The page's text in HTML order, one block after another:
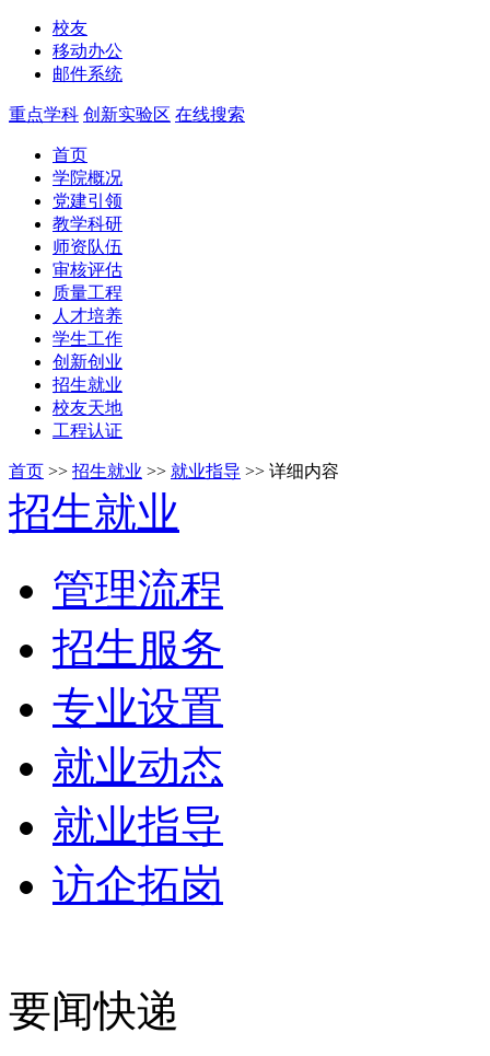
校友
移动办公
邮件系统
重点学科 创新实验区 在线搜索
首页
学院概况
党建引领
教学科研
师资队伍
审核评估
质量工程
人才培养
学生工作
创新创业
招生就业
校友天地
工程认证
首页 >> 招生就业 >> 就业指导 >> 详细内容
招生就业
管理流程
招生服务
专业设置
就业动态
就业指导
访企拓岗
要闻快递